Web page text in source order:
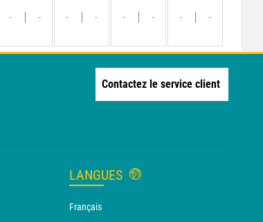
- - - - - - - -
Contactez le service client
LANGUES
Français